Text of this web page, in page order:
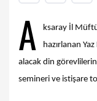
A
ksaray İl
hazırlanan
alacak din
semineri ve istişare